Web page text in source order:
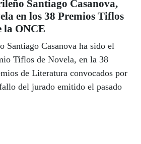
Santiago Casanova,
en los 38 Premios Tiflos
la ONCE
Santiago Casanova ha sido el
Tiflos de Novela, en la 38
de Literatura convocados por
del jurado emitido el pasado